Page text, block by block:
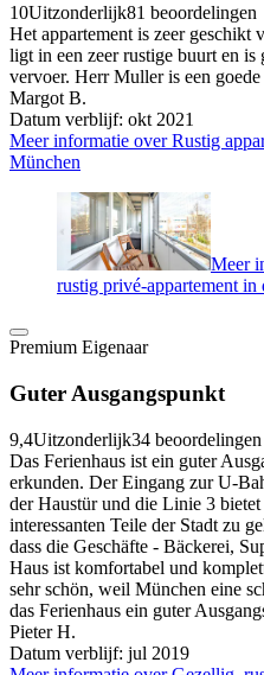
10Uitzonderlijk81 beoordelingen
Het appartement is zeer geschikt
ligt in een zeer rustige buurt en is
vervoer. Herr Muller is een
Margot B.
Datum verblijf: okt 2021
Meer informatie over Rustig
München
Meer
rustig privé-appartement
Premium Eigenaar
Guter Ausgangspunkt
9,4Uitzonderlijk34 beoordelingen
Das Ferienhaus ist ein guter
erkunden. Der Eingang zur U-
der Haustür und die Linie 3
interessanten Teile der Stadt zu
dass die Geschäfte - Bäckerei,
Haus ist komfortabel und
sehr schön, weil München eine
das Ferienhaus ein guter
Pieter H.
Datum verblijf: jul 2019